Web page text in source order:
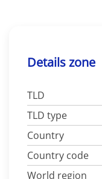
Details zone
TLD
TLD type
Country
Country code
World region